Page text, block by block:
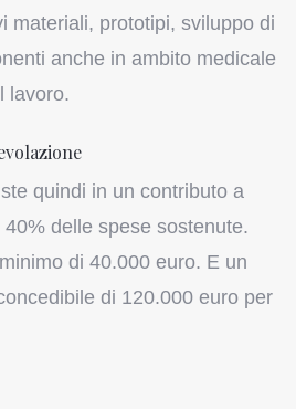
materiali, prototipi, sviluppo di
anche in ambito medicale
lavoro.
quindi in un contributo a
delle spese sostenute.
di 40.000 euro. E un
di 120.000 euro per